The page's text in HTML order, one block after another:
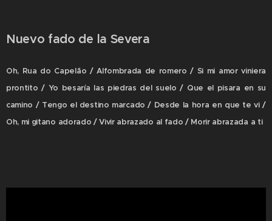
Nuevo fado de la Severa
Oh, Rua do Capelão / Alfombrada de romero / Si mi amor viniera
prontito / Yo besaría las piedras del suelo / Que el pisara en su
camino / Tengo el destino marcado / Desde la hora en que te vi /
Oh, mi gitano adorado / Vivir abrazado al fado / Morir abrazada a ti